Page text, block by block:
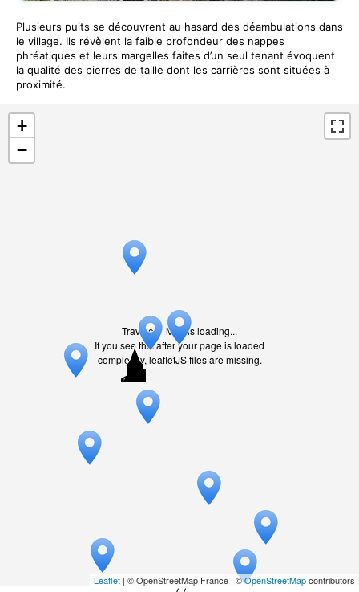
Plusieurs puits se découvrent au hasard des déambulations dans
le village. Ils révèlent la faible profondeur des nappes
phréatiques et leurs margelles faites d’un seul tenant évoquent
la qualité des pierres de taille dont les carrières sont situées à
proximité.
Travelers' Map is loading...
If you see this after your page is loaded
completely, leafletJS files are missing.
+
−
Leaflet | © OpenStreetMap France | ©OpenStreetMapcontributors